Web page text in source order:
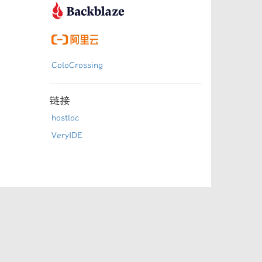
ColoCrossing
链接
hostloc
VeryIDE